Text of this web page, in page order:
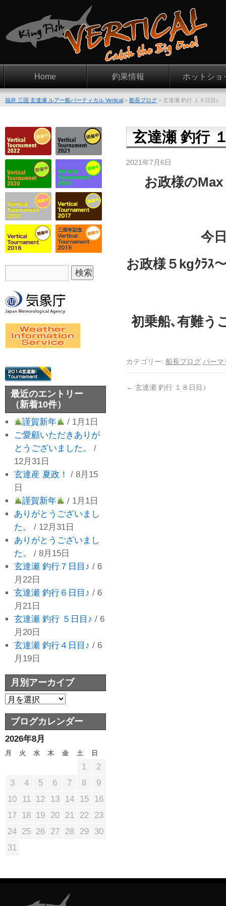
Home 釣果情報 ホットショ
福井 三国 玄達瀬 ルアー船バーティカル Vertical > 船長ブログ > 玄達瀬 釣行 １９日目♪
玄達瀬 釣行
2021年7月6日
お政様の
今
お政様５kgｸﾗｽ
初乗船､有難う
カテゴリー: 船長ブログ パーマ
← 玄達瀬 釣行 １８日目♪
最近のエントリー
（新着10件）
謹賀新年
/ 1月1日
ご愛顧いただきありが
とうございました。
/
12月31日
玄達産 夏政！
/ 8月15
日
謹賀新年
/ 1月1日
ありがとうございまし
た。
/ 12月31日
ありがとうございまし
た。
/ 8月15日
玄達瀬 釣行７日目♪ / 6
月22日
玄達瀬 釣行６日目♪ / 6
月21日
玄達瀬 釣行 ５日目♪ / 6
月20日
玄達瀬 釣行４日目♪ / 6
月19日
月別アーカイブ
ブログカレンダー
2026年8月
月 火 水 木 金 土 日
1
2
3
4 5 6 7 8
9
10
11 12 13 14 15
16
17 18 19 20 21 22
23
24 25 26 27 28 29
30
31